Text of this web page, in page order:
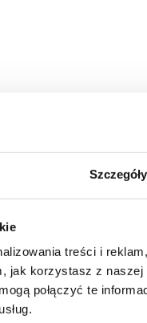
Szczegóły
treści i
jak korzystasz z
połączyć te